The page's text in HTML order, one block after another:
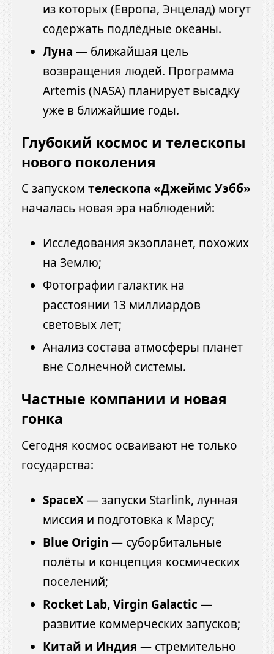
из которых (Европа, Энцелад) могут
содержать подлёдные океаны.
Луна — ближайшая цель
возвращения людей. Программа
Artemis (NASA) планирует высадку
уже в ближайшие годы.
Глубокий космос и телескопы
нового поколения
С запуском телескопа «Джеймс Уэбб»
началась новая эра наблюдений:
Исследования экзопланет, похожих
на Землю;
Фотографии галактик на
расстоянии 13 миллиардов
световых лет;
Анализ состава атмосферы планет
вне Солнечной системы.
Частные компании и новая
гонка
Сегодня космос осваивают не только
государства:
SpaceX— запуски Starlink, лунная
миссия и подготовка к Марсу;
Blue Origin — суборбитальные
полёты и концепция космических
поселений;
Rocket Lab, Virgin Galactic —
развитие коммерческих запусков;
Китай и Индия — стремительно